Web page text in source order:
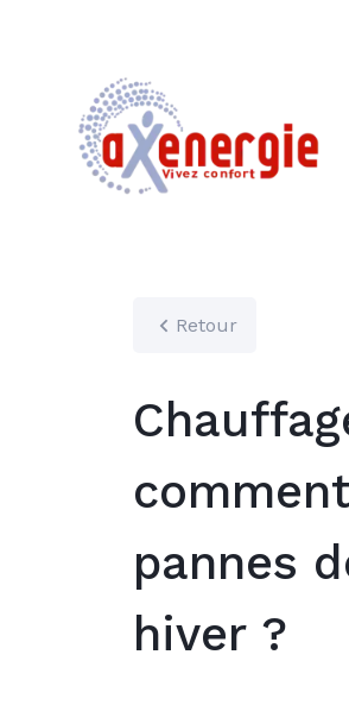
Retour
pannes
hiver ?